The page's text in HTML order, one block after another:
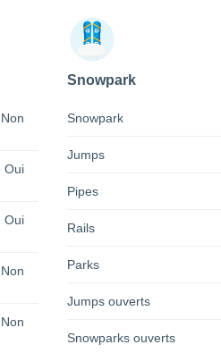
Non
Oui
Oui
Non
Non
Snowpark
Snowpark
Jumps
Pipes
Rails
Parks
Jumps ouverts
Snowparks ouverts